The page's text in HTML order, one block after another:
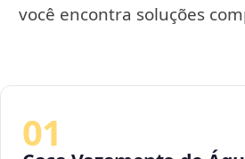
você encontra soluções
01